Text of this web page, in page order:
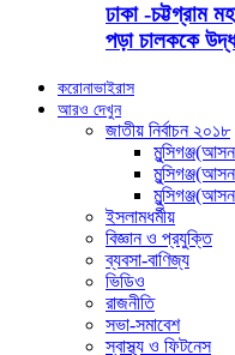
ঢাকা -চট্টগ্রাম
পড়া চালককে
করোনাভাইরাস
আরও দেখুন
জাতীয় নির্বাচন ২০১৮
ইসলামধর্মীয়
বিজ্ঞান ও প্রযুক্তি
ব্যবসা-বাণিজ্য
ভিডিও
রাজনীতি
সভা-সমাবেশ
স্বাস্থ্য ও ফিটনেস